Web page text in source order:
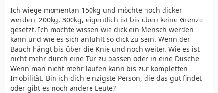
Ich wiege momentan 150kg und möchte noch dicker
werden, 200kg, 300kg, eigentlich ist bis oben keine Grenze
gesetzt. Ich möchte wissen wie dick ein Mensch werden
kann und wie es sich anfühlt so dick zu sein. Wenn der
Bauch hängt bis über die Knie und noch weiter. Wie es ist
nicht mehr durch eine Tür zu passen oder in eine Dusche.
Wenn man nicht mehr laufen kann bis zur kompletten
Imobilität. Bin ich dich einzigste Person, die das gut findet
oder gibt es noch andere Leute?